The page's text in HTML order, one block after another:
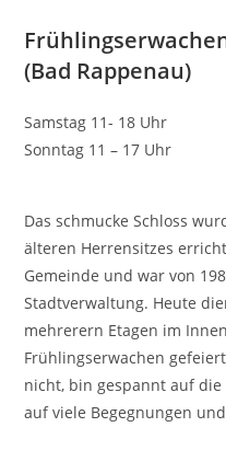
(Bad Rappenau)
Samstag 11- 18 Uhr
Sonntag 11 – 17 Uhr
Das schmucke Schloss
älteren Herrensitzes
Gemeinde und war von
Stadtverwaltung. Heute
mehrerern Etagen im
Frühlingserwachen
nicht, bin gespannt auf
auf viele Begegnungen